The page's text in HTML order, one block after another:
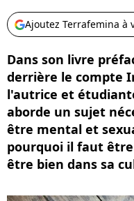
Ajoutez Terrafemina à
Dans son livre
derrière le compte
l'autrice et
aborde un sujet
être mental et
pourquoi il faut
être bien dans sa